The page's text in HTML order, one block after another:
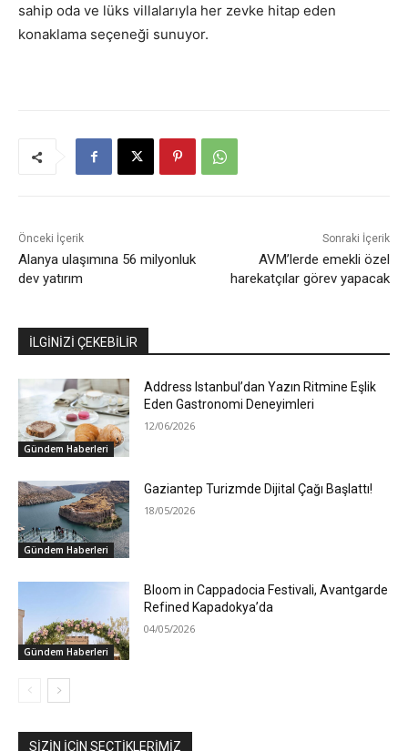
sahip oda ve lüks villalarıyla her zevke hitap eden
konaklama seçeneği sunuyor.
Önceki İçerik
Alanya ulaşımına 56 milyonluk
dev yatırım
Sonraki İçerik
AVM’lerde emekli özel
harekatçılar görev yapacak
İLGİNİZİ ÇEKEBİLİR
Gündem Haberleri
Address Istanbul’dan Yazın Ritmine Eşlik
Eden Gastronomi Deneyimleri
12/06/2026
Gündem Haberleri
Gaziantep Turizmde Dijital Çağı Başlattı!
18/05/2026
Gündem Haberleri
Bloom in Cappadocia Festivali, Avantgarde
Refined Kapadokya’da
04/05/2026
SIZIN İÇIN SEÇTIKLERIMIZ